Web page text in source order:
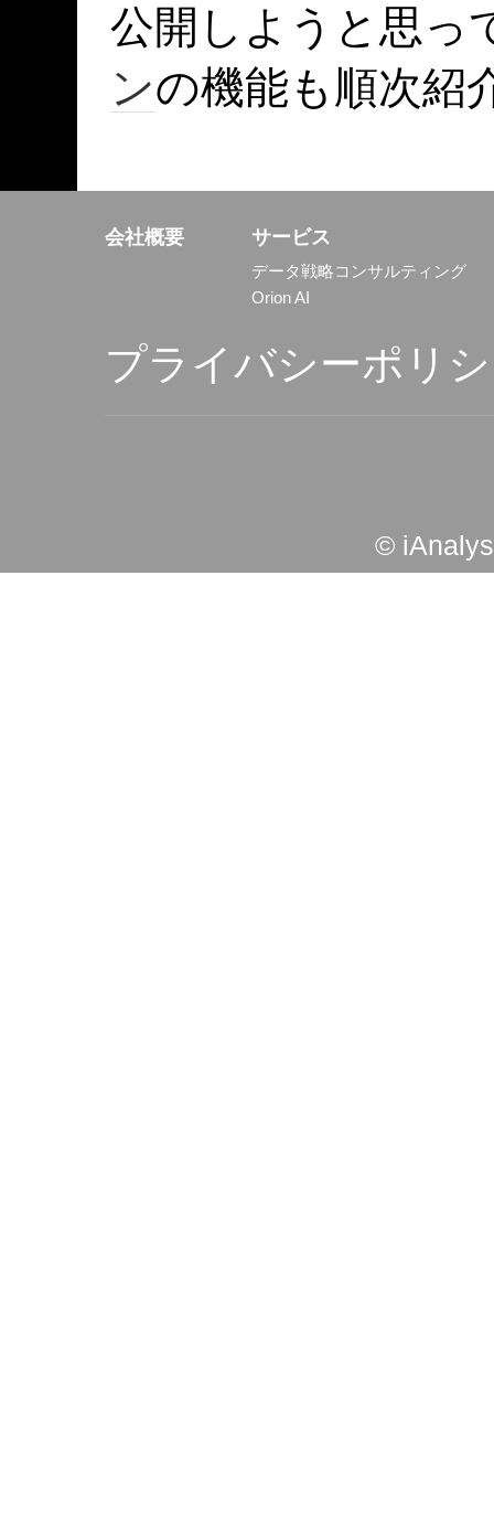
公開しようと思っ
ンの機能も順次紹
会社概要 サービス
データ戦略コンサルティング
Orion AI
プライバシーポリ
©